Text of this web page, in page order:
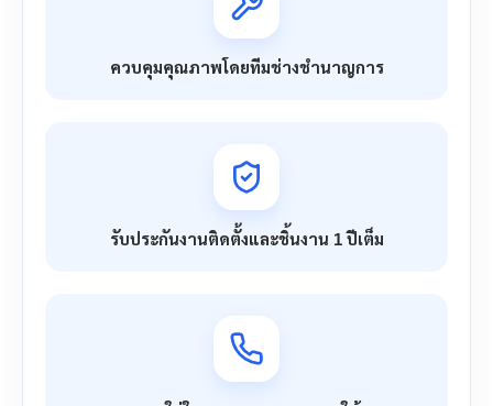
ควบคุมคุณภาพโดยทีมช่างชำนาญการ
รับประกันงานติดตั้งและชิ้นงาน 1 ปีเต็ม